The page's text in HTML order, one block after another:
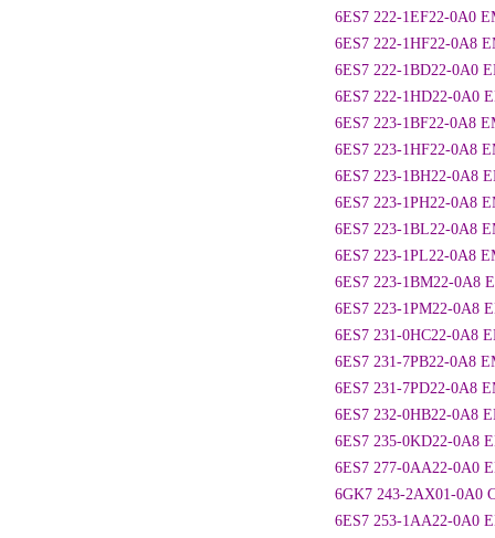
6ES7 222-1EF22-0A0
6ES7 222-1HF22-0A8
6ES7 222-1BD22-0A0
6ES7 222-1HD22-0A0
6ES7 223-1BF22-0A8
6ES7 223-1HF22-0A8
6ES7 223-1BH22-0A8
6ES7 223-1PH22-0A8
6ES7 223-1BL22-0A8
6ES7 223-1PL22-0A8
6ES7 223-1BM22-0A8
6ES7 223-1PM22-0A8
6ES7 231-0HC22-0A8
6ES7 231-7PB22-0A8
6ES7 231-7PD22-0A8
6ES7 232-0HB22-0A8
6ES7 235-0KD22-0A8
6ES7 277-0AA22-0A0
6GK7 243-2AX01-0A0
6ES7 253-1AA22-0A0